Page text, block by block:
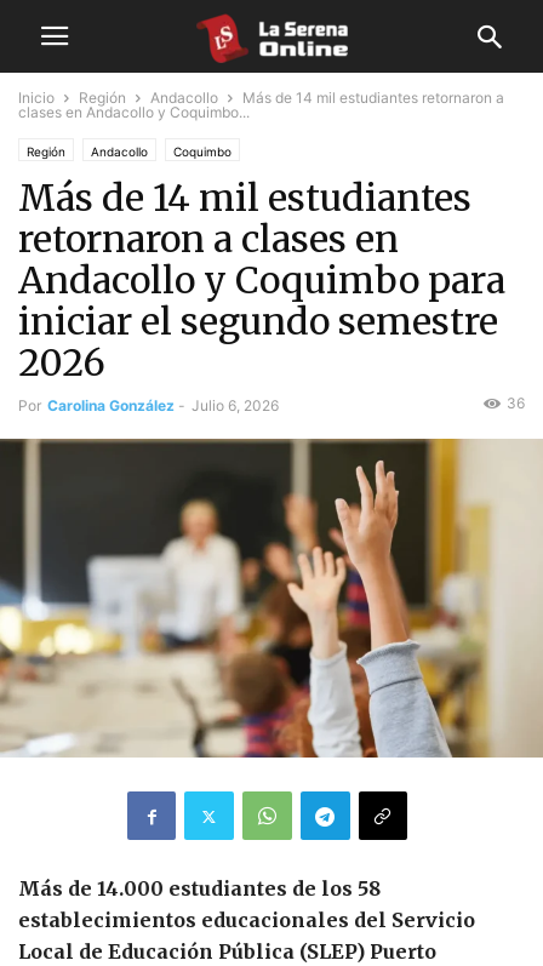
Inicio Región Andacollo
Más de 14 mil estudiantes retornaron a
clases en Andacollo y Coquimbo...
Región Andacollo Coquimbo
Más de 14 mil estudiantes
retornaron a clases en
Andacollo y Coquimbo para
iniciar el segundo semestre
2026
Por Carolina González - Julio 6, 2026 36
Más de 14.000 estudiantes de los 58
establecimientos educacionales del Servicio
Local de Educación Pública (SLEP) Puerto